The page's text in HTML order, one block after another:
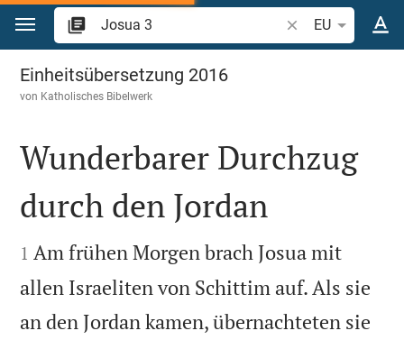
Zum Inhalt springen
Bibelstelle oder
EU
Josua 3
Einheitsübersetzung 2016
von Katholisches Bibelwerk

Wunderbarer Durchzug
durch den Jordan

1 Am frühen Morgen brach Josua mit
allen Israeliten von Schittim auf. Als sie
an den Jordan kamen, übernachteten sie